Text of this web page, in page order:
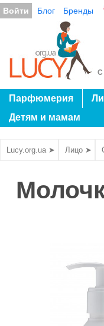
Войти Блог Бренды
С
Парфюмерия
Детям и мамам
Lucy.org.ua ➤ Лицо ➤